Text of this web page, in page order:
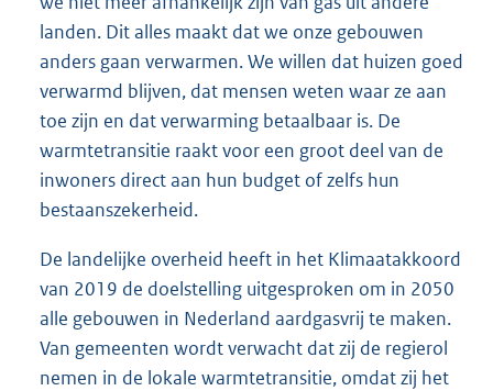
landen. Dit alles maakt dat we onze gebouwen
anders gaan verwarmen. We willen dat huizen goed
verwarmd blijven, dat mensen weten waar ze aan
toe zijn en dat verwarming betaalbaar is. De
warmtetransitie raakt voor een groot deel van de
inwoners direct aan hun budget of zelfs hun
bestaanszekerheid.
De landelijke overheid heeft in het Klimaatakkoord
van 2019 de doelstelling uitgesproken om in 2050
alle gebouwen in Nederland aardgasvrij te maken.
Van gemeenten wordt verwacht dat zij de regierol
nemen in de lokale warmtetransitie, omdat zij het